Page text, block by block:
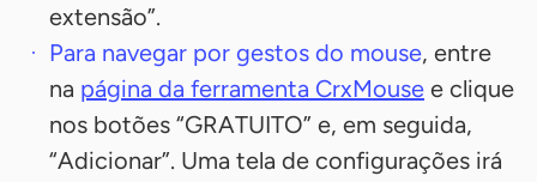
extensão”.
Para navegar por gestos do mouse, entre
na página da ferramenta CrxMouse e clique
nos botões “GRATUITO” e, em seguida,
“Adicionar”. Uma tela de configurações irá